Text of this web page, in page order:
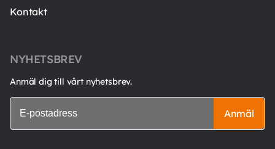
Kontakt
NYHETSBREV
Anmäl dig till vårt nyhetsbrev.
Anmäl